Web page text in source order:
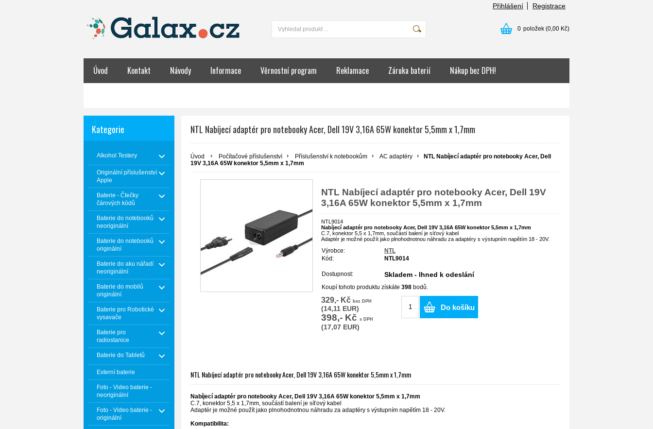
Přihlášení Registrace
0 položek (0,00 Kč)
Úvod Kontakt Návody Informace Věrnostní program Reklamace Záruka baterií Nákup bez DPH!
Kategorie
Alkohol Testery
Originální příslušenství
Apple
Baterie - Čtečky
čárových kódů
Baterie do notebooků
neoriginální
Baterie do notebooků
originální
Baterie do aku nářadí
neoriginální
Baterie do mobilů
originální
Baterie pro Robotické
vysavače
Baterie pro
radiostanice
Baterie do Tabletů
Externí baterie
Foto - Video baterie -
neoriginální
Foto - Video baterie -
originální
NTL Nabíjecí adaptér pro notebooky Acer, Dell 19V 3,16A 65W konektor 5,5mm x 1,7mm
Úvod Počítačové příslušenství Příslušenství k notebookům AC adaptéry
NTL Nabíjecí adaptér pro notebooky Acer, Dell
19V 3,16A 65W konektor 5,5mm x 1,7mm
NTL Nabíjecí adaptér pro notebooky Acer, Dell 19V
3,16A 65W konektor 5,5mm x 1,7mm
NTL9014
Nabíjecí adaptér pro notebooky Acer, Dell 19V 3,16A 65W konektor 5,5mm x 1,7mm
C.7, konektor 5,5 x 1,7mm, součástí balení je síťový kabel
Adaptér je možné použít jako plnohodnotnou náhradu za adaptéry s výstupním napětím 18 - 20V.
Výrobce:
NTL
Kód:
NTL9014
Dostupnost: Skladem - Ihned k odeslání
Koupí tohoto produktu získáte 398 bodů.
329,- Kč bez DPH
(14,11 EUR)
398,- Kč s DPH
(17,07 EUR)
Do košíku
NTL Nabíjecí adaptér pro notebooky Acer, Dell 19V 3,16A 65W konektor 5,5mm x 1,7mm
Nabíjecí adaptér pro notebooky Acer, Dell 19V 3,16A 65W konektor 5,5mm x 1,7mm
C.7, konektor 5,5 x 1,7mm, součástí balení je síťový kabel
Adaptér je možné použít jako plnohodnotnou náhradu za adaptéry s výstupním napětím 18 - 20V.
Kompatibilita: